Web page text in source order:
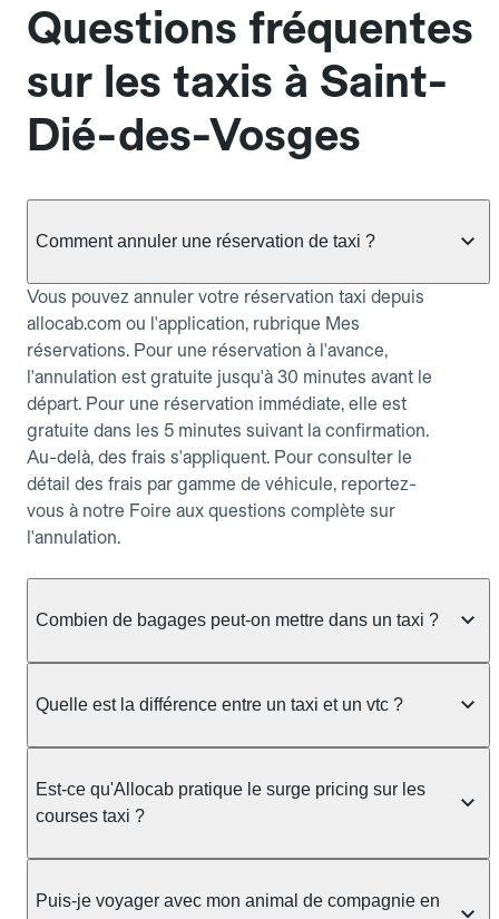
Questions fréquentes
sur les taxis à Saint-
Dié-des-Vosges
Comment annuler une réservation de taxi ?
Vous pouvez annuler votre réservation taxi depuis
allocab.com ou l'application, rubrique Mes
réservations. Pour une réservation à l'avance,
l'annulation est gratuite jusqu'à 30 minutes avant le
départ. Pour une réservation immédiate, elle est
gratuite dans les 5 minutes suivant la confirmation.
Au-delà, des frais s'appliquent. Pour consulter le
détail des frais par gamme de véhicule, reportez-
vous à notre Foire aux questions complète sur
l'annulation.
Combien de bagages peut-on mettre dans un taxi ?
taxi berline accueille en général jusqu'à 3 bagages
ou nombreux, précisez-le dans le champ "Message
au chauffeur" lors de la réservation. Le prix n'est
pas impacté par le nombre de bagages.
Quelle est la différence entre un taxi et un vtc ?
prendre en charge directement dans la rue, à une
station ou sur réservation, avec un tarif au
réservation et propose un prix fixe annoncé à
l'avance. Chez Allocab, réservez facilement votre
Est-ce qu'Allocab pratique le surge pricing sur les
courses taxi ?
réglementation préfectorale et suit un barème
Puis-je voyager avec mon animal de compagnie en